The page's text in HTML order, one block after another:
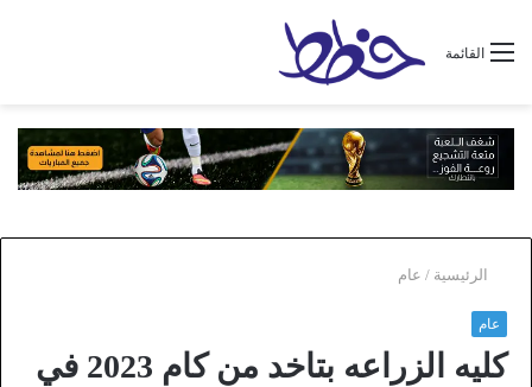
القائمة
الرئيسية / عام
عام
كليه الزراعه بتاخد من كام 2023 في